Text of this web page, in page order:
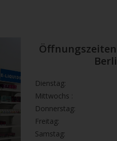
Dienstag:
Mittwochs :
Donnerstag:
Freitag:
Samstag: